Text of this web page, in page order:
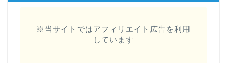
※当サイトではアフィリエイト広告を利用
しています